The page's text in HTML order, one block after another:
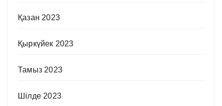
Қазан 2023
Қыркүйек 2023
Тамыз 2023
Шілде 2023